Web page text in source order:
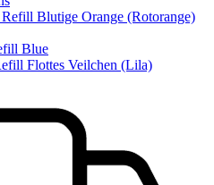
Blutige Orange (Rotorange)
Blue
Flottes Veilchen (Lila)